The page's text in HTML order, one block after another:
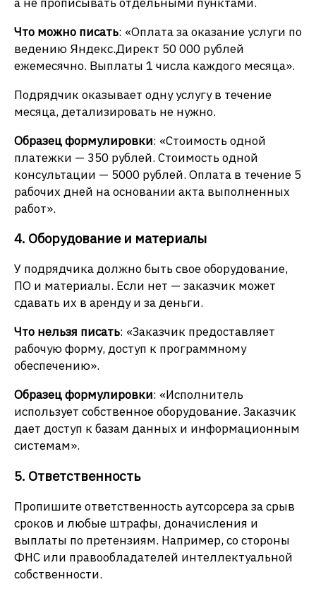
Что можно писать: «Оплата за оказание услуги по
ведению Яндекс.Директ 50 000 рублей
ежемесячно. Выплаты 1 числа каждого месяца».
Подрядчик оказывает одну услугу в течение
месяца, детализировать не нужно.
Образец формулировки: «Стоимость одной
платежки — 350 рублей. Стоимость одной
консультации — 5000 рублей. Оплата в течение 5
рабочих дней на основании акта выполненных
работ».
4. Оборудование и материалы
У подрядчика должно быть свое оборудование,
ПО и материалы. Если нет — заказчик может
сдавать их в аренду и за деньги.
Что нельзя писать: «Заказчик предоставляет
рабочую форму, доступ к программному
обеспечению».
Образец формулировки: «Исполнитель
использует собственное оборудование. Заказчик
дает доступ к базам данных и информационным
системам».
5. Ответственность
Пропишите ответственность аутсорсера за срыв
сроков и любые штрафы, доначисления и
выплаты по претензиям. Например, со стороны
ФНС или правообладателей интеллектуальной
собственности.